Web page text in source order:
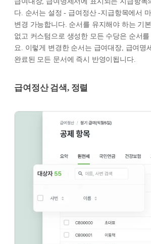
다. 순서는 설정 - 급여정산 -지급항목에서
변경 가능합니다. 순서를 유지해야 하는 기
없고 커스텀으로 생성한 모든 수당은 순서
요. 이렇게 변경한 순서는 급여대장, 급여명
완료된 모든 문서에 즉시 반영이됩니다.
급여정산 검색, 정렬